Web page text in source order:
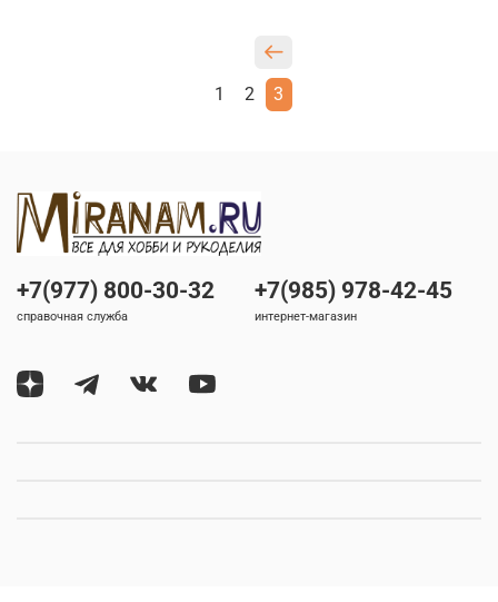
1 2 3
+7(977) 800-30-32
справочная служба
+7(985) 978-42-45
интернет-магазин